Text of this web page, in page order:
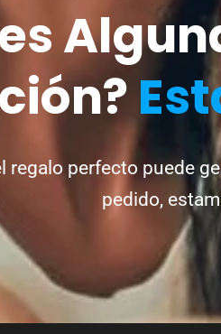
regalo perfecto puede
pedido,